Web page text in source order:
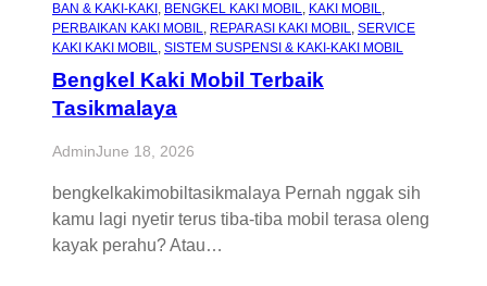
BAN & KAKI-KAKI , BENGKEL KAKI MOBIL, KAKI MOBIL
PERBAIKAN KAKI MOBIL, REPARASI KAKI MOBIL, SERVICE
KAKI KAKI MOBIL, SISTEM SUSPENSI & KAKI-KAKI MOBIL
Bengkel Kaki Mobil Terbaik
Tasikmalaya
AdminJune 18, 2026
bengkelkakimobiltasikmalaya Pernah nggak sih
kamu lagi nyetir terus tiba-tiba mobil terasa oleng
kayak perahu? Atau…